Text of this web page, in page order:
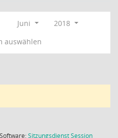
Juni
2018
auswählen
Software:SitzungsdienstSession(Wird in